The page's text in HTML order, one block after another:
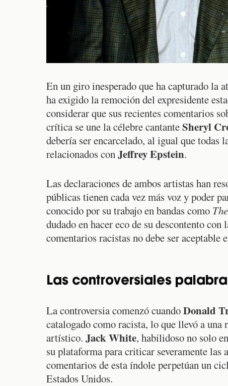
En un giro inesperado que ha capturado la
ha exigido la remoción del expresidente
considerar que sus recientes comentarios
crítica se une la célebre cantanteSheryl
debería ser encarcelado, al igual que todas
relacionados conJeffrey Epstein.
Las declaraciones de ambos artistas han
públicas tienen cada vez más voz y poder
conocido por su trabajo en bandas como
dudado en hacer eco de su descontento
comentarios racistas no debe ser aceptable
Las controversiales
La controversia comenzó cuandoDonald
catalogado como racista, lo que llevó a
artístico. Jack White, habilidoso no solo
su plataforma para criticar severamente
comentarios de esta índole perpetúan un
Estados Unidos.